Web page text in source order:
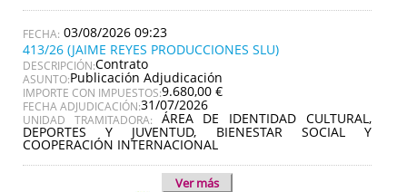
03/08/2026 09:23
413/26 (JAIME REYES PRODUCCIONES SLU)
DESCRIPCIÓN:Contrato
ASUNTO:Publicación Adjudicación
IMPORTE CON IMPUESTOS:9.680,00 €
FECHA ADJUDICACIÓN:31/07/2026
UNIDAD TRAMITADORA: ÁREA DE IDENTIDAD CULTURAL,
DEPORTES Y JUVENTUD, BIENESTAR SOCIAL Y
COOPERACIÓN INTERNACIONAL
Ver más